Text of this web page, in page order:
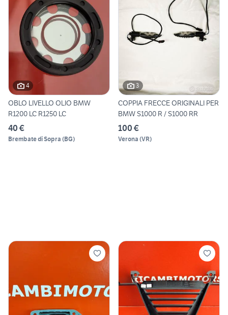
4
OBLO LIVELLO OLIO BMW
R1200 LC R1250 LC
40 €
Brembate di Sopra (BG)
3
COPPIA FRECCE ORIGINALI PER
BMW S1000 R / S1000 RR
100 €
Verona (VR)